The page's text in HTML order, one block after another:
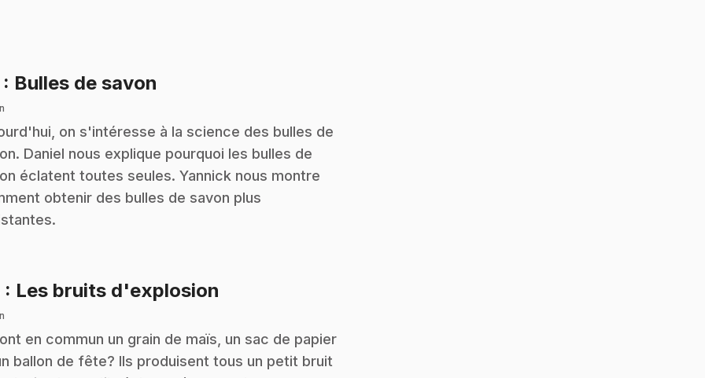
: Bulles de savon
on s'intéresse à la science des bulles de
Daniel nous explique pourquoi les bulles de
éclatent toutes seules. Yannick nous montre
obtenir des bulles de savon plus
: Les bruits d'explosion
en commun un grain de maïs, un sac de papier
ballon de fête? Ils produisent tous un petit bruit